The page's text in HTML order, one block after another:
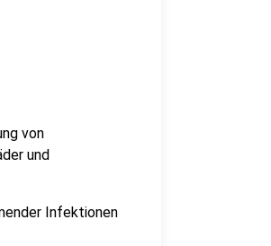
von
und
Infektionen